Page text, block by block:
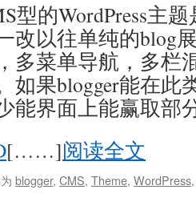
型的WordPress主
改以往单纯的blog
多菜单导航，多栏
如果blogger能在此
能界面上能赢取部
[……]阅读全文
blogger, CMS, Theme, WordPress